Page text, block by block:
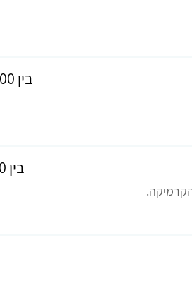
בין 400 ל- 700 ₪
בין 80 ל- 120 ₪